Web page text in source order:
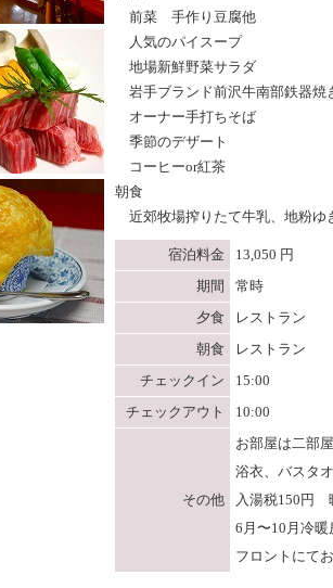
前菜 手作り豆腐他
人気のパイスープ
地場新鮮野菜サラダ
岩手ブランド前沢牛南部鉄器焼
オーナー手打ちそば
季節のデザート
コーヒーor紅茶
朝食
近郊牧場搾りたて牛乳、地粉ゆ
宿泊料金
13,050 円
期間
常時
夕食
レストラン
朝食
レストラン
チェックイン
15:00
チェックアウト
10:00
その他
お部屋は二部
浴衣、バスタ
入湯税150円
6月〜10月冷
フロントにて